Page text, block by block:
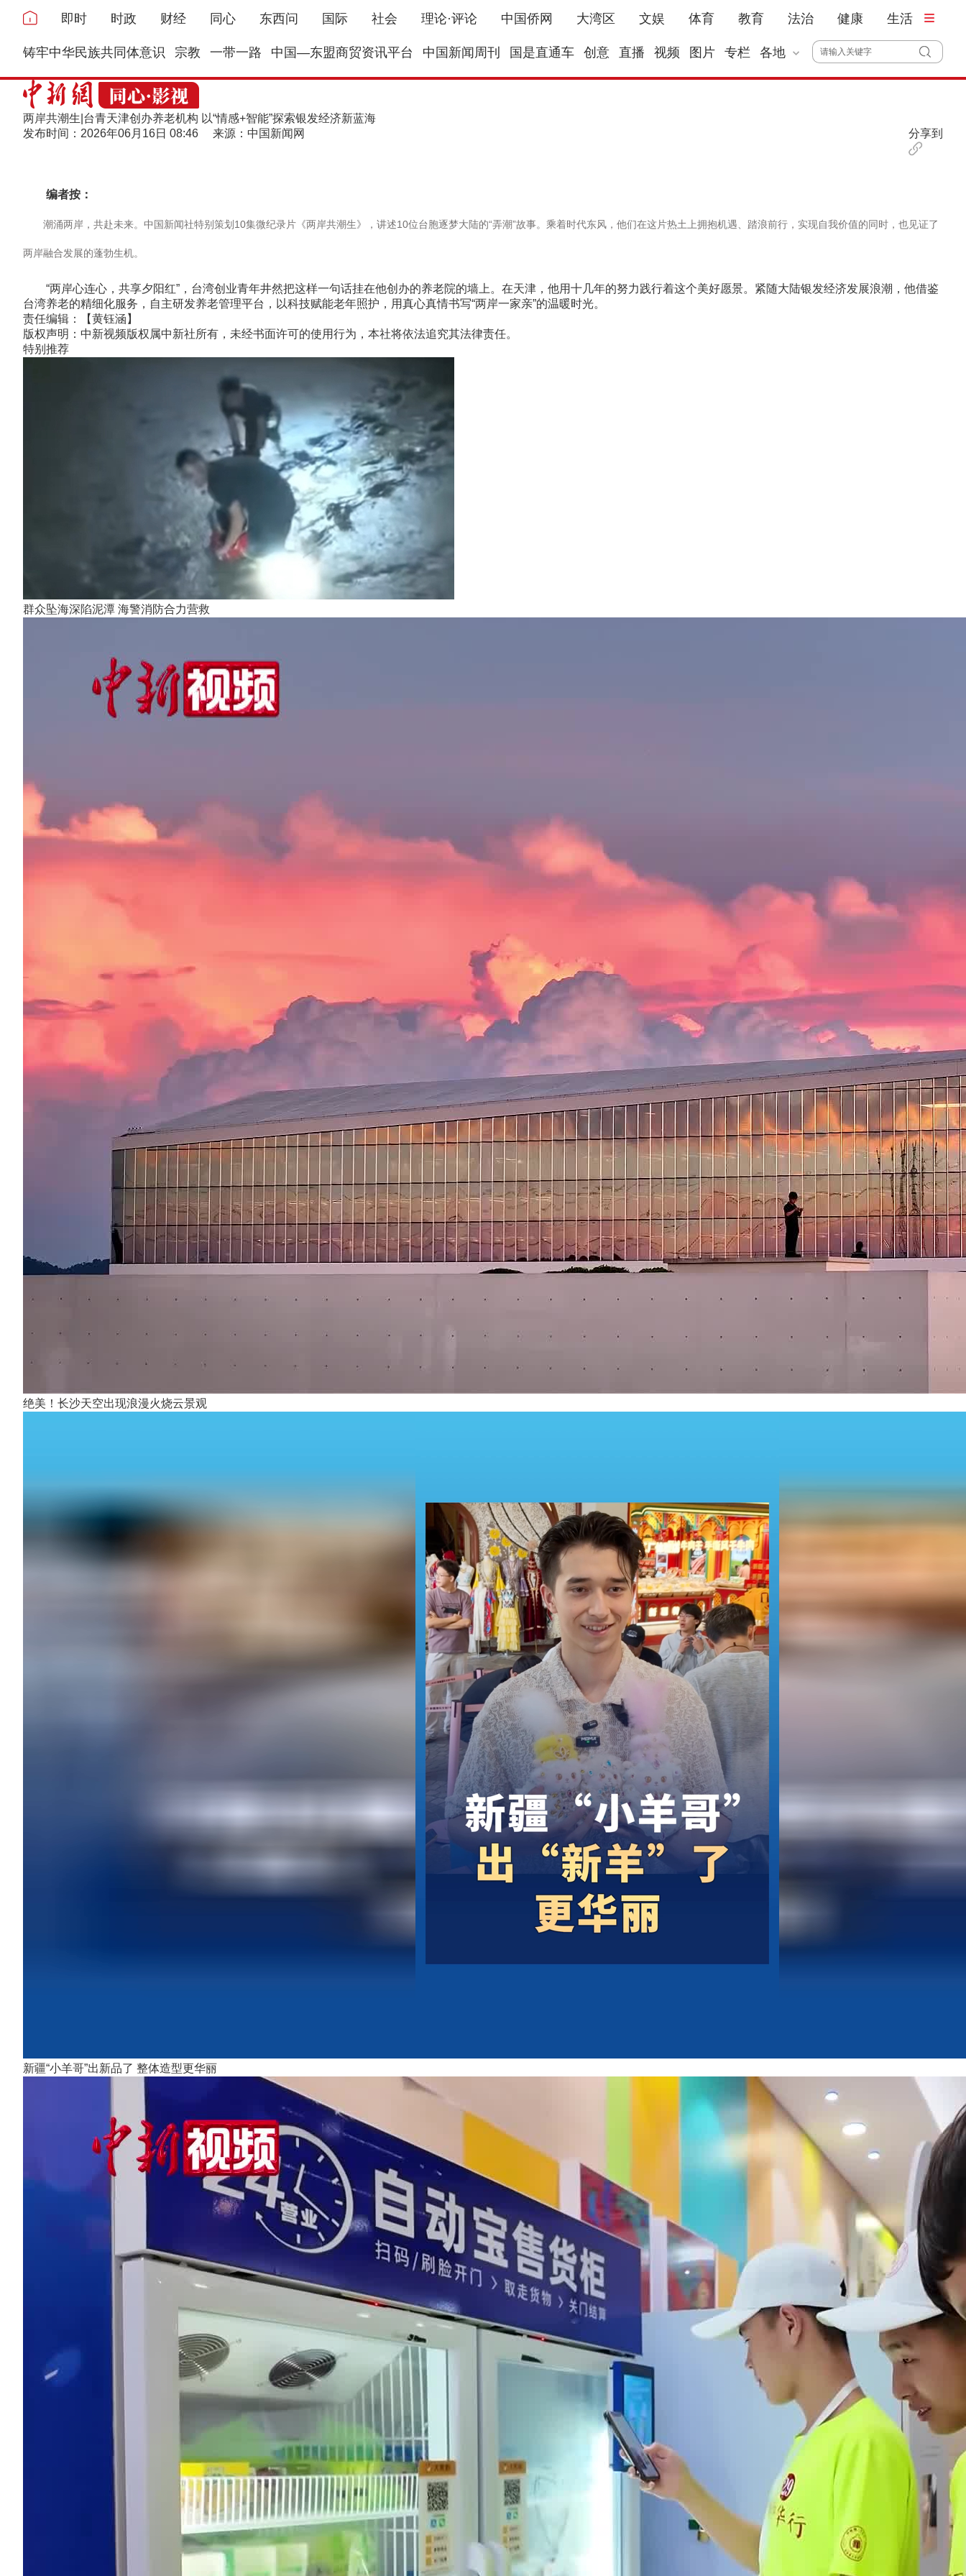
即时 时政 财经 同心 东西问 国际 社会 理论·评论 中国侨网 大湾区 文娱 体育 教育 法治 健康 生活
铸牢中华民族共同体意识 宗教 一带一路 中国—东盟商贸资讯平台 中国新闻周刊 国是直通车 创意 直播 视频 图片 专栏 各地
两岸共潮生|台青天津创办养老机构 以“情感+智能”探索银发经济新蓝海
发布时间：2026年06月16日 08:46 来源：中国新闻网
分享到
编者按：
潮涌两岸，共赴未来。中国新闻社特别策划10集微纪录片《两岸共潮生》，讲述10位台胞逐梦大陆的“弄潮”故事。乘着时代东风，他们在这片热土上拥抱机遇、踏浪前行，实现自我价值的同时，也见证了
两岸融合发展的蓬勃生机。
“两岸心连心，共享夕阳红”，台湾创业青年井然把这样一句话挂在他创办的养老院的墙上。在天津，他用十几年的努力践行着这个美好愿景。紧随大陆银发经济发展浪潮，他借鉴
台湾养老的精细化服务，自主研发养老管理平台，以科技赋能老年照护，用真心真情书写“两岸一家亲”的温暖时光。
责任编辑：【黄钰涵】
版权声明：中新视频版权属中新社所有，未经书面许可的使用行为，本社将依法追究其法律责任。
特别推荐
群众坠海深陷泥潭 海警消防合力营救
绝美！长沙天空出现浪漫火烧云景观
新疆“小羊哥”出新品了 整体造型更华丽